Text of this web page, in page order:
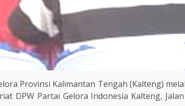
Provinsi Kalimantan Tengah (Kalteng)
DPW Partai Gelora Indonesia Kalteng,